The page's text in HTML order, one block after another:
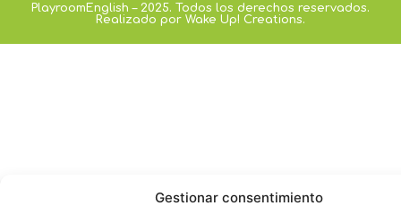
Gestionar consentimiento
PlayroomEnglish – 2025. Todos los derechos reservados.
Realizado por Wake Up! Creations.